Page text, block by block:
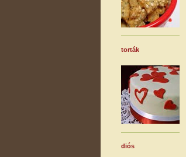
torták
diós